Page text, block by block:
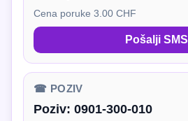
Cena poruke 3.00 CHF
Pošalji SMS
☎ POZIV
Poziv: 0901-300-010